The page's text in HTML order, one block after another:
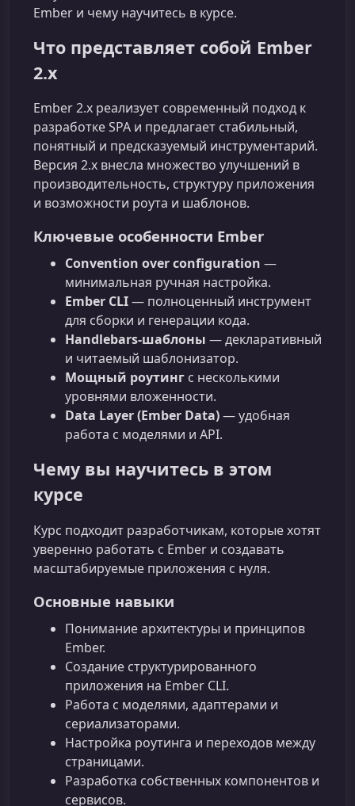
Ember и чему научитесь в курсе.
Что представляет собой Ember
2.x
Ember 2.x реализует современный подход к
разработке SPA и предлагает стабильный,
понятный и предсказуемый инструментарий.
Версия 2.x внесла множество улучшений в
производительность, структуру приложения
и возможности роута и шаблонов.
Ключевые особенности Ember
Convention over configuration —
минимальная ручная настройка.
Ember CLI— полноценный инструмент
для сборки и генерации кода.
Handlebars-шаблоны — декларативный
и читаемый шаблонизатор.
Мощный роутинг с несколькими
уровнями вложенности.
Data Layer (Ember Data)— удобная
работа с моделями и API.
Чему вы научитесь в этом
курсе
Курс подходит разработчикам, которые хотят
уверенно работать с Ember и создавать
масштабируемые приложения с нуля.
Основные навыки
Понимание архитектуры и принципов
Ember.
Создание структурированного
приложения на Ember CLI.
Работа с моделями, адаптерами и
сериализаторами.
Настройка роутинга и переходов между
страницами.
Разработка собственных компонентов и
сервисов.